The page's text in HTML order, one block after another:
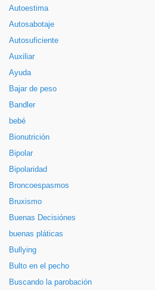
Autoestima
Autosabotaje
Autosuficiente
Auxiliar
Ayuda
Bajar de peso
Bandler
bebé
Bionutrición
Bipolar
Bipolaridad
Broncoespasmos
Bruxismo
Buenas Decisiónes
buenas pláticas
Bullying
Bulto en el pecho
Buscando la parobación